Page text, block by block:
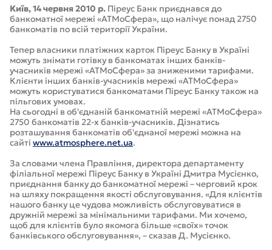
Київ, 14 червня 2010 р. Піреус Банк приєднався до
банкоматної мережі «АТМоСфера», що налічує понад 2750
банкоматів по всій території України.
Тепер власники платіжних карток Піреус Банку в Україні
можуть знімати готівку в банкоматах інших банків-
учасників мережі «АТМоСфера» за зниженими тарифами.
Клієнти інших банків-учасників мережі «АТМоСфера»
можуть користуватися банкоматами Піреус Банку також на
пільгових умовах.
На сьогодні в об'єднаній банкоматній мережі «АТМоСфера»
2750 банкоматів 22-х банків-учасників. Дізнатись
розташування банкоматів об'єднаної мережі можна на
сайті www.atmosphere.net.ua.
За словами члена Правління, директора департаменту
філіальної мережі Піреус Банку в Україні Дмитра Мусієнко,
приєднання банку до банкоматної мережі – черговий крок
на шляху покращення якості обслуговування. «Для клієнтів
нашого банку це чудова можливість обслуговуватися в
дружній мережі за мінімальними тарифами. Ми хочемо,
щоб для клієнтів було якомога більше «своїх» точок
банківського обслуговування», – сказав Д. Мусієнко.